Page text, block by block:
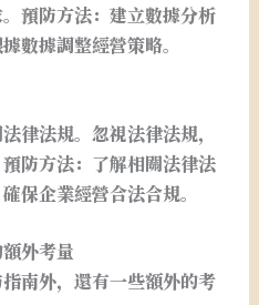
預防方法：建立數據分析
數據調整經營策略。
律法規。忽視法律法規，
防方法：了解相關法律法
保企業經營合法合規。
外考量
南外，還有一些額外的考